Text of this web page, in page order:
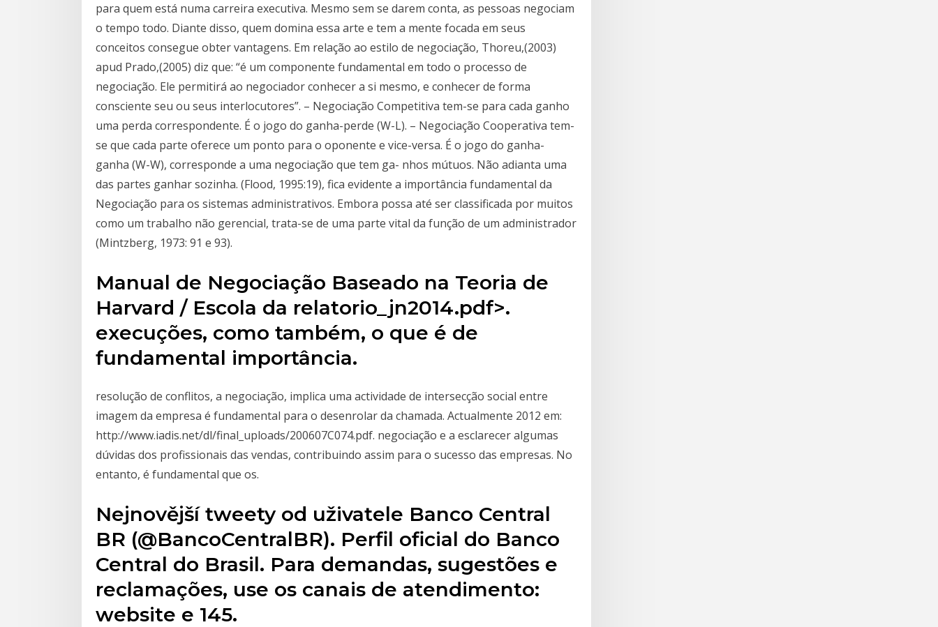
para quem está numa carreira executiva. Mesmo sem se darem conta, as pessoas negociam
o tempo todo. Diante disso, quem domina essa arte e tem a mente focada em seus
conceitos consegue obter vantagens. Em relação ao estilo de negociação, Thoreu,(2003)
apud Prado,(2005) diz que: “é um componente fundamental em todo o processo de
negociação. Ele permitirá ao negociador conhecer a si mesmo, e conhecer de forma
consciente seu ou seus interlocutores”. – Negociação Competitiva tem-se para cada ganho
uma perda correspondente. É o jogo do ganha-perde (W-L). – Negociação Cooperativa tem-
se que cada parte oferece um ponto para o oponente e vice-versa. É o jogo do ganha-
ganha (W-W), corresponde a uma negociação que tem ga- nhos mútuos. Não adianta uma
das partes ganhar sozinha. (Flood, 1995:19), fica evidente a importância fundamental da
Negociação para os sistemas administrativos. Embora possa até ser classificada por muitos
como um trabalho não gerencial, trata-se de uma parte vital da função de um administrador
(Mintzberg, 1973: 91 e 93).
Manual de Negociação Baseado na Teoria de
Harvard / Escola da relatorio_jn2014.pdf>.
execuções, como também, o que é de
fundamental importância.
resolução de conflitos, a negociação, implica uma actividade de intersecção social entre
imagem da empresa é fundamental para o desenrolar da chamada. Actualmente 2012 em:
http://www.iadis.net/dl/final_uploads/200607C074.pdf. negociação e a esclarecer algumas
dúvidas dos profissionais das vendas, contribuindo assim para o sucesso das empresas. No
entanto, é fundamental que os.
Nejnovější tweety od uživatele Banco Central
BR (@BancoCentralBR). Perfil oficial do Banco
Central do Brasil. Para demandas, sugestões e
reclamações, use os canais de atendimento:
website e 145.